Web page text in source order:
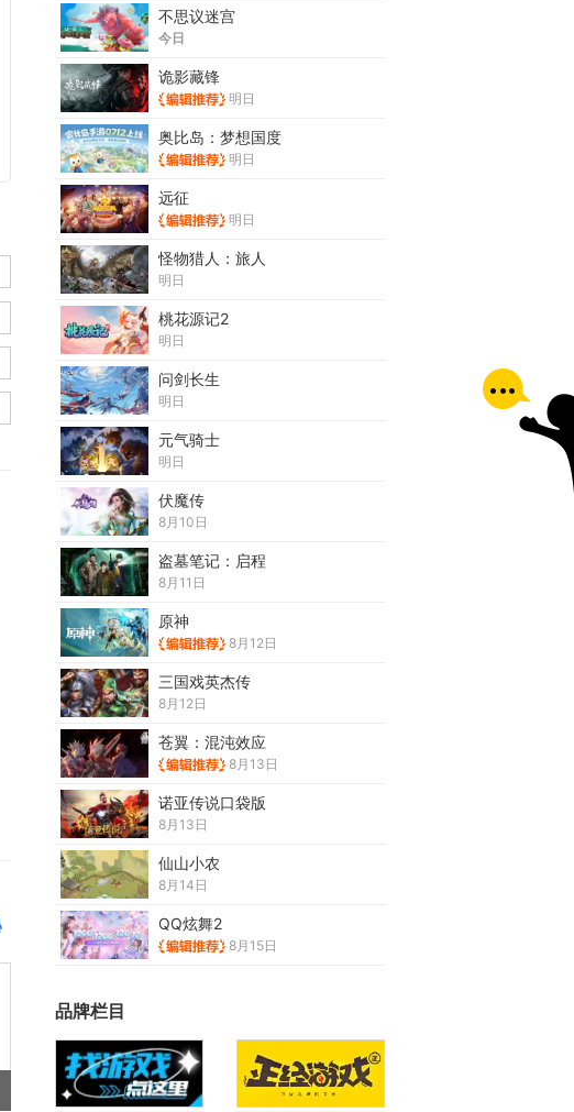
不思议迷宫
今日
诡影藏锋
明日
奥比岛：梦想国度
明日
远征
明日
怪物猎人：旅人
明日
桃花源记2
明日
问剑长生
明日
元气骑士
明日
伏魔传
8月10日
盗墓笔记：启程
8月11日
原神
8月12日
三国戏英杰传
8月12日
苍翼：混沌效应
8月13日
诺亚传说口袋版
8月13日
仙山小农
8月14日
QQ炫舞2
8月15日
品牌栏目